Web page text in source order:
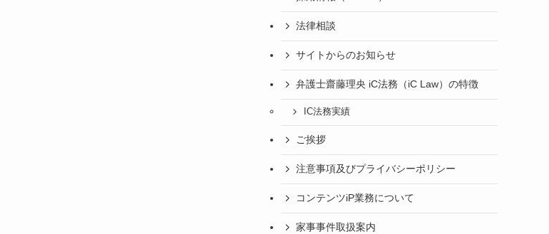
法律相談
サイトからのお知らせ
弁護士齋藤理央 iC法務（iC Law）の特徴
IC法務実績
ご挨拶
注意事項及びプライバシーポリシー
コンテンツiP業務について
家事事件取扱案内